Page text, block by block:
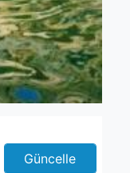
Güncelle